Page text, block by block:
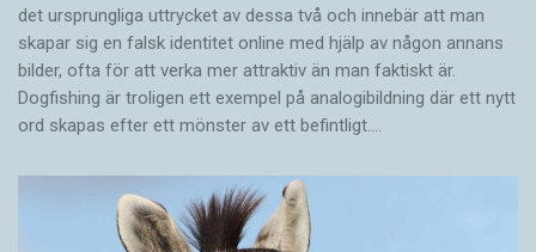
det ursprungliga uttrycket av dessa två och innebär att man
skapar sig en falsk identitet online med hjälp av någon annans
bilder, ofta för att verka mer attraktiv än man faktiskt är.
Dogfishing är troligen ett exempel på analogibildning där ett nytt
ord skapas efter ett mönster av ett befintligt.…